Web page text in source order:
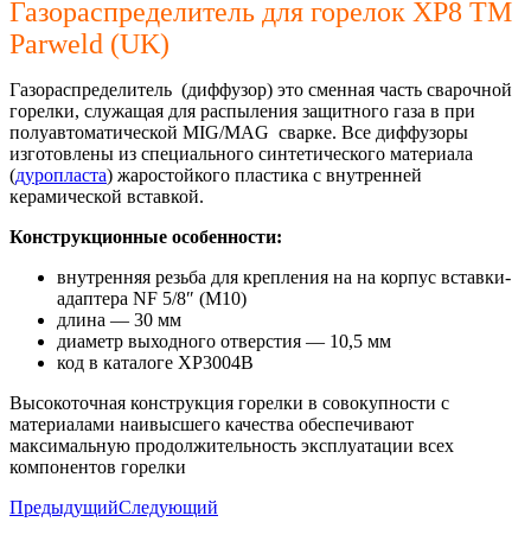
Газораспределитель для горелок XP8 TM
Parweld (UK)
Газораспределитель (диффузор) это сменная часть сварочной
горелки, служащая для распыления защитного газа в при
полуавтоматической MIG/MAG сварке. Все диффузоры
изготовлены из специального синтетического материала
(дуропласта) жаростойкого пластика c внутренней
керамической вставкой.
Конструкционные особенности:
внутренняя резьба для крепления на на корпус вставки-
адаптера NF 5/8″ (M10)
длина — 30 мм
диаметр выходного отверстия — 10,5 мм
код в каталоге XP3004B
Высокоточная конструкция горелки в совокупности с
материалами наивысшего качества обеспечивают
максимальную продолжительность эксплуатации всех
компонентов горелки
ПредыдущийСледующий